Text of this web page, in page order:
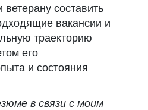
составить
вакансии и
траекторию
его
и состояния
в связи с моим